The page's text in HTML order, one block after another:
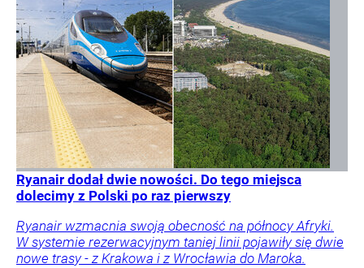
Ryanair dodał dwie nowości. Do tego miejsca
dolecimy z Polski po raz pierwszy
Ryanair wzmacnia swoją obecność na północy Afryki.
W systemie rezerwacyjnym taniej linii pojawiły się dwie
nowe trasy - z Krakowa i z Wrocławia do Maroka.